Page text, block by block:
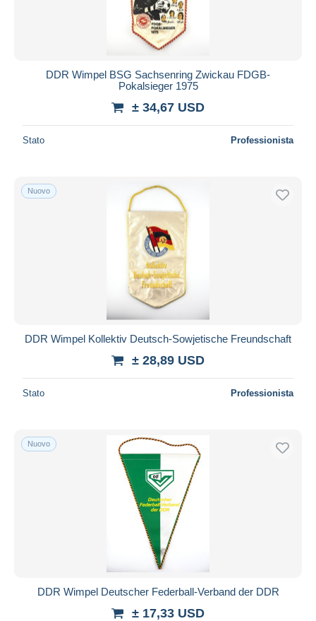
DDR Wimpel BSG Sachsenring Zwickau FDGB-
Pokalsieger 1975
± 34,67 USD
Stato Professionista
Nuovo
DDR Wimpel Kollektiv Deutsch-Sowjetische Freundschaft
± 28,89 USD
Stato Professionista
Nuovo
DDR Wimpel Deutscher Federball-Verband der DDR
± 17,33 USD